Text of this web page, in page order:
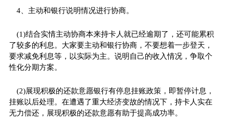
4、主动和银行说明情况进行协商。
(1)结合实情主动协商本来持卡人就已经逾期了，还可能累积
了较多的利息。大家要主动和银行协商，不要想着一步登天，
要求减免利息等，以实际为主。说明自己的收入情况，争取个
性化分期方案。
(2)展现积极的还款意愿银行有停息挂账政策，即暂停计息，
挂账以后处理。在遭遇了重大经济变故的情况下，持卡人实在
无力偿还，展现积极的还款意愿有助于提高成功率。